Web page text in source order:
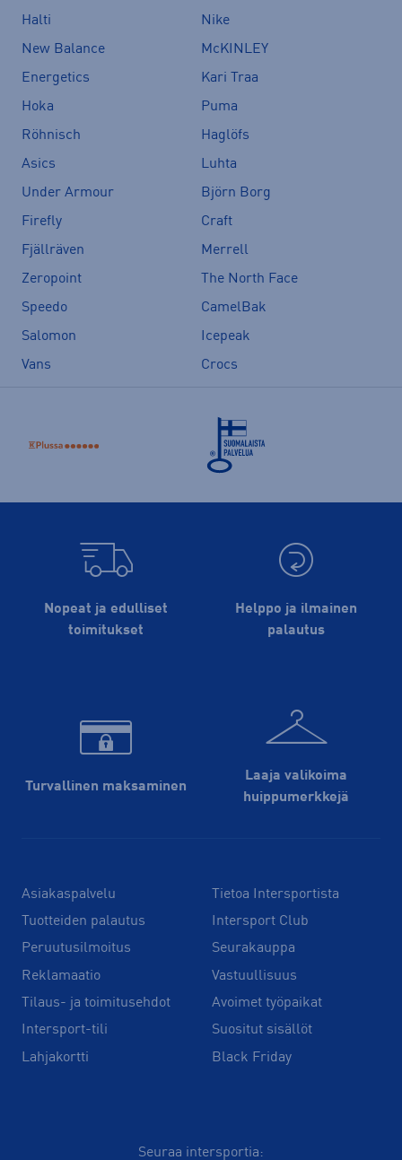
Halti
Nike
New Balance
McKINLEY
Energetics
Kari Traa
Hoka
Puma
Röhnisch
Haglöfs
Asics
Luhta
Under Armour
Björn Borg
Firefly
Craft
Fjällräven
Merrell
Zeropoint
The North Face
Speedo
CamelBak
Salomon
Icepeak
Vans
Crocs
Nopeat ja edulliset
toimitukset
Helppo ja ilmainen
palautus
Turvallinen maksaminen
Laaja valikoima
huippu­merkkejä
Asiakaspalvelu
Tuotteiden palautus
Peruutusilmoitus
Reklamaatio
Tilaus- ja toimitusehdot
Intersport-tili
Lahjakortti
Tietoa Intersportista
Intersport Club
Seurakauppa
Vastuullisuus
Avoimet työpaikat
Suositut sisällöt
Black Friday
Seuraa intersportia: